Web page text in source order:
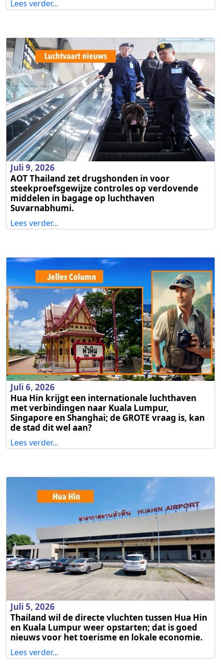
Lees verder...
Juli 9, 2026
AOT Thailand zet drugshonden in voor
steekproefsgewijze controles op verdovende
middelen in bagage op luchthaven
Suvarnabhumi.
Lees verder...
Juli 6, 2026
Hua Hin krijgt een internationale luchthaven
met verbindingen naar Kuala Lumpur,
Singapore en Shanghai; de GROTE vraag is, kan
de stad dit wel aan?
Lees verder...
Juli 5, 2026
Thailand wil de directe vluchten tussen Hua Hin
en Kuala Lumpur weer opstarten; dat is goed
nieuws voor het toerisme en lokale economie.
Lees verder...